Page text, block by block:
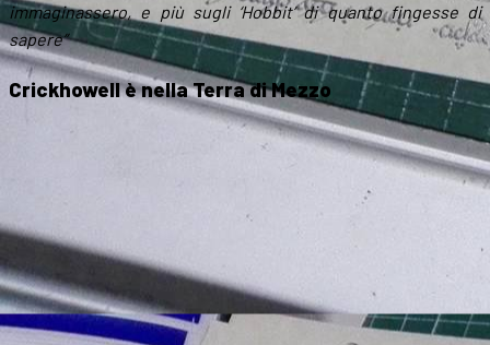
immaginassero, e più sugli ‘Hobbit’ di quanto fingesse di
sapere”
Crickhowell è nella Terra di Mezzo